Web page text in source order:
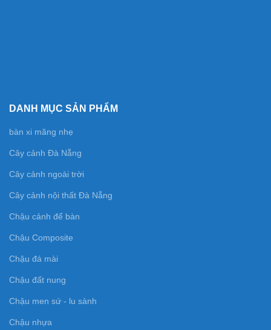
DANH MỤC SẢN PHẨM
bàn xi măng nhẹ
Cây cảnh Đà Nẵng
Cây cảnh ngoài trời
Cây cảnh nội thất Đà Nẵng
Chậu cảnh để bàn
Chậu Composite
Chậu đá mài
Chậu đất nung
Chậu men sứ - lu sành
Chậu nhựa